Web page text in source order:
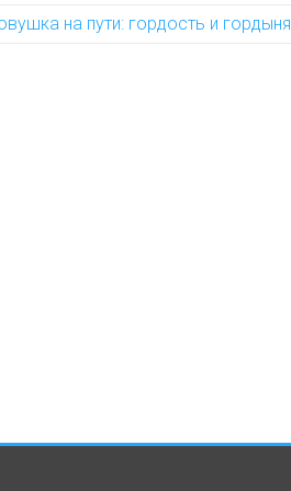
на пути: гордость и гордыня